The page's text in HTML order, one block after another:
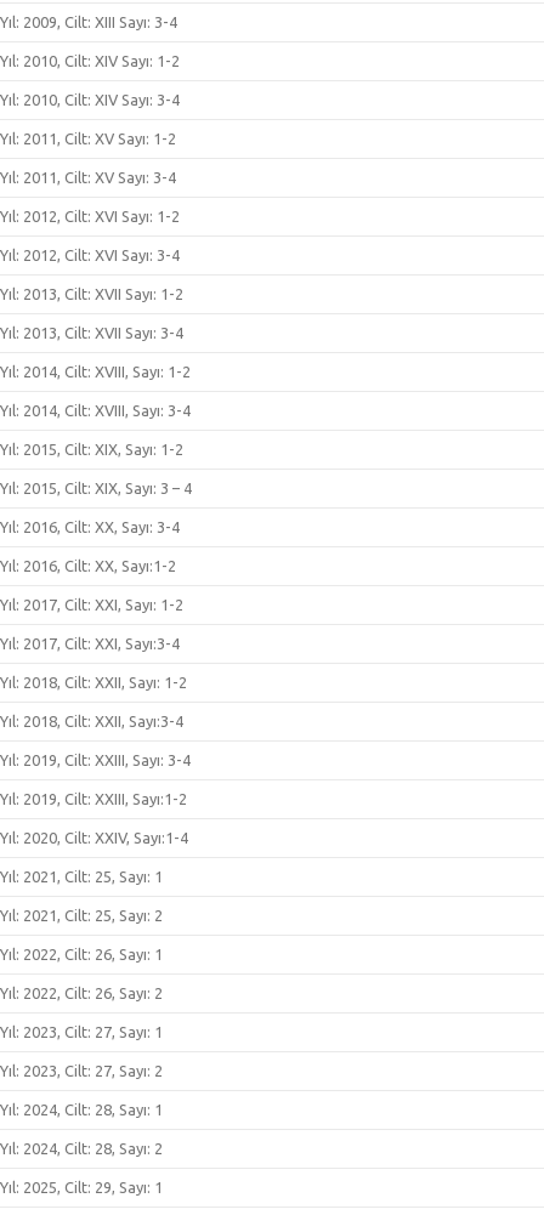
Yıl: 2009, Cilt: XIII Sayı: 3-4
Yıl: 2010, Cilt: XIV Sayı: 1-2
Yıl: 2010, Cilt: XIV Sayı: 3-4
Yıl: 2011, Cilt: XV Sayı: 1-2
Yıl: 2011, Cilt: XV Sayı: 3-4
Yıl: 2012, Cilt: XVI Sayı: 1-2
Yıl: 2012, Cilt: XVI Sayı: 3-4
Yıl: 2013, Cilt: XVII Sayı: 1-2
Yıl: 2013, Cilt: XVII Sayı: 3-4
Yıl: 2014, Cilt: XVIII, Sayı: 1-2
Yıl: 2014, Cilt: XVIII, Sayı: 3-4
Yıl: 2015, Cilt: XIX, Sayı: 1-2
Yıl: 2015, Cilt: XIX, Sayı: 3 – 4
Yıl: 2016, Cilt: XX, Sayı: 3-4
Yıl: 2016, Cilt: XX, Sayı:1-2
Yıl: 2017, Cilt: XXI, Sayı: 1-2
Yıl: 2017, Cilt: XXI, Sayı:3-4
Yıl: 2018, Cilt: XXII, Sayı: 1-2
Yıl: 2018, Cilt: XXII, Sayı:3-4
Yıl: 2019, Cilt: XXIII, Sayı: 3-4
Yıl: 2019, Cilt: XXIII, Sayı:1-2
Yıl: 2020, Cilt: XXIV, Sayı:1-4
Yıl: 2021, Cilt: 25, Sayı: 1
Yıl: 2021, Cilt: 25, Sayı: 2
Yıl: 2022, Cilt: 26, Sayı: 1
Yıl: 2022, Cilt: 26, Sayı: 2
Yıl: 2023, Cilt: 27, Sayı: 1
Yıl: 2023, Cilt: 27, Sayı: 2
Yıl: 2024, Cilt: 28, Sayı: 1
Yıl: 2024, Cilt: 28, Sayı: 2
Yıl: 2025, Cilt: 29, Sayı: 1